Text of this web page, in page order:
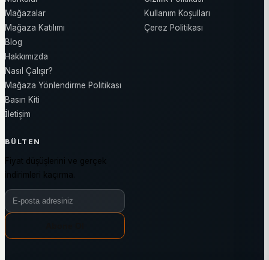
Mağazalar
Mağaza Katılımı
Blog
Hakkımızda
Nasıl Çalışır?
Mağaza Yönlendirme Politikası
Basın Kiti
İletişim
Kullanım Koşulları
Çerez Politikası
BÜLTEN
Fiyat düşüşlerini ve gerçek
indirimleri kaçırma.
Bülten e-posta adresiniz